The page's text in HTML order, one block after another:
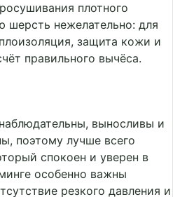
плотного
шерсть нежелательно: для
защита кожи и
правильного вычёса.
выносливы и
поэтому лучше всего
спокоен и уверен в
особенно важны
резкого давления и